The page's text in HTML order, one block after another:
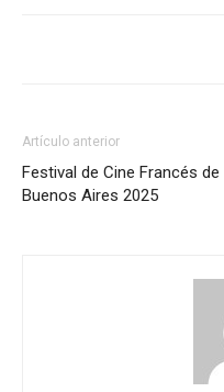
Artículo anterior
Festival de Cine Francés de
Buenos Aires 2025